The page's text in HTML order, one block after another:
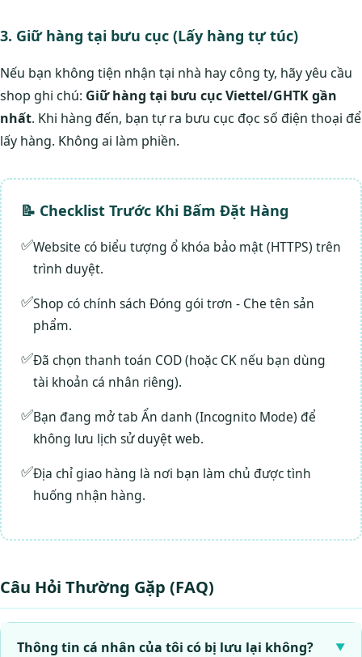
3. Giữ hàng tại bưu cục (Lấy hàng tự túc)
Nếu bạn không tiện nhận tại nhà hay công ty, hãy yêu cầu
shop ghi chú: Giữ hàng tại bưu cục Viettel/GHTK gần
nhất. Khi hàng đến, bạn tự ra bưu cục đọc số điện thoại để
lấy hàng. Không ai làm phiền.
📝 Checklist Trước Khi Bấm Đặt Hàng
Website có biểu tượng ổ khóa bảo mật (HTTPS) trên
trình duyệt.
Shop có chính sách Đóng gói trơn - Che tên sản
phẩm.
Đã chọn thanh toán COD (hoặc CK nếu bạn dùng
tài khoản cá nhân riêng).
Bạn đang mở tab Ẩn danh (Incognito Mode) để
không lưu lịch sử duyệt web.
Địa chỉ giao hàng là nơi bạn làm chủ được tình
huống nhận hàng.
Câu Hỏi Thường Gặp (FAQ)
Thông tin cá nhân của tôi có bị lưu lại không?